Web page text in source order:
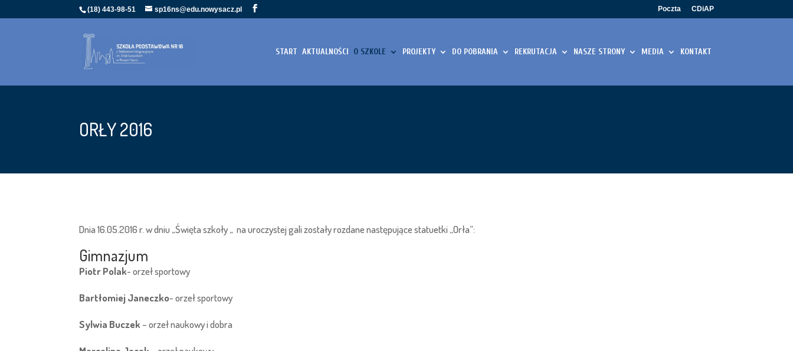
(18) 443-98-51 sp16ns@edu.nowysacz.pl Poczta CDiAP
START AKTUALNOŚCI O SZKOLE PROJEKTY DO POBRANIA REKRUTACJA NASZE STRONY MEDIA KONTAKT
ORŁY 2016
Dnia 16.05.2016 r. w dniu „Święta szkoły „ na uroczystej gali zostały rozdane następujące statuetki „Orła”:
Gimnazjum
Piotr Polak- orzeł sportowy
Bartłomiej Janeczko- orzeł sportowy
Sylwia Buczek– orzeł naukowy i dobra